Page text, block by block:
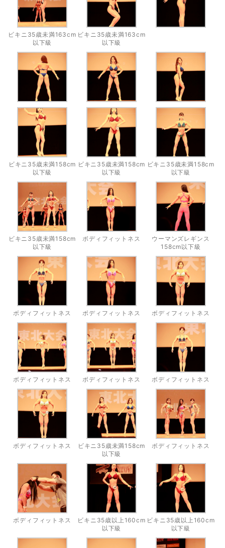
ビキニ35歳未満163cm
以下級
ビキニ35歳未満163cm
以下級
ビキニ35歳未満158cm
以下級
ビキニ35歳未満158cm
以下級
ビキニ35歳未満158cm
以下級
ビキニ35歳未満158cm
以下級
ボディフィットネス
ウーマンズレギンス
158cm以下級
ボディフィットネス ボディフィットネス ボディフィットネス
ボディフィットネス ボディフィットネス ボディフィットネス
ボディフィットネス
ビキニ35歳未満158cm
以下級
ボディフィットネス
ボディフィットネス
ビキニ35歳以上160cm
以下級
ビキニ35歳以上160cm
以下級